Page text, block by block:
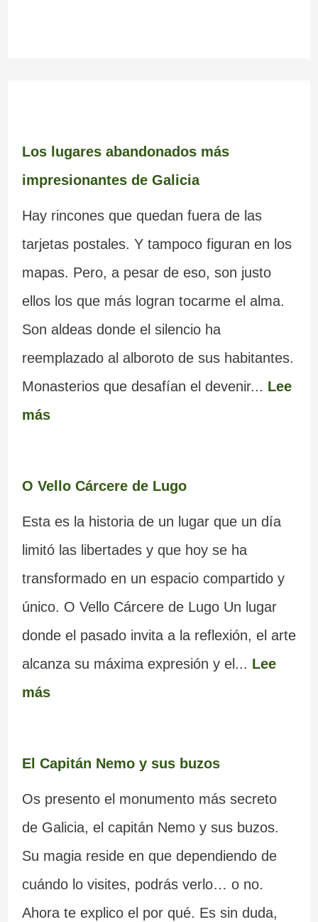
Los lugares abandonados más
impresionantes de Galicia
Hay rincones que quedan fuera de las
tarjetas postales. Y tampoco figuran en los
mapas. Pero, a pesar de eso, son justo
ellos los que más logran tocarme el alma.
Son aldeas donde el silencio ha
reemplazado al alboroto de sus habitantes.
Monasterios que desafían el devenir... Lee
más
O Vello Cárcere de Lugo
Esta es la historia de un lugar que un día
limitó las libertades y que hoy se ha
transformado en un espacio compartido y
único. O Vello Cárcere de Lugo Un lugar
donde el pasado invita a la reflexión, el arte
alcanza su máxima expresión y el... Lee
más
El Capitán Nemo y sus buzos
Os presento el monumento más secreto
de Galicia, el capitán Nemo y sus buzos.
Su magia reside en que dependiendo de
cuándo lo visites, podrás verlo… o no.
Ahora te explico el por qué. Es sin duda,